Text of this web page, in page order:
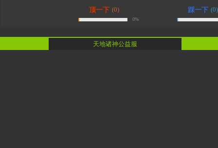
顶一下 (0)
0%
踩一下 (0)
天地诸神公益服